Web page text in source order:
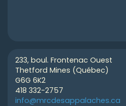
233, boul. Frontenac Ouest
Thetford Mines (Québec)
G6G 6K2
418 332-2757
info@mrcdesappalaches.ca